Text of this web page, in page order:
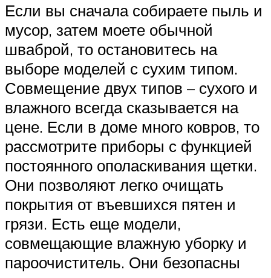
Если вы сначала собираете пыль и
мусор, затем моете обычной
шваброй, то остановитесь на
выборе моделей с сухим типом.
Совмещение двух типов – сухого и
влажного всегда сказывается на
цене. Если в доме много ковров, то
рассмотрите приборы с функцией
постоянного ополаскивания щетки.
Они позволяют легко очищать
покрытия от въевшихся пятен и
грязи. Есть еще модели,
совмещающие влажную уборку и
пароочиститель. Они безопасны